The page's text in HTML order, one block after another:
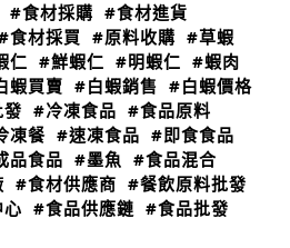
#食材採購 #食材進貨
食材採買 #原料收購 #草蝦
仁 #鮮蝦仁 #明蝦仁 #蝦肉
蝦買賣 #白蝦銷售 #白蝦價格
#冷凍食品 #食品原料
凍餐 #速凍食品 #即食食品
品食品 #墨魚 #食品混合
#食材供應商 #餐飲原料批發
#食品供應鏈 #食品批發